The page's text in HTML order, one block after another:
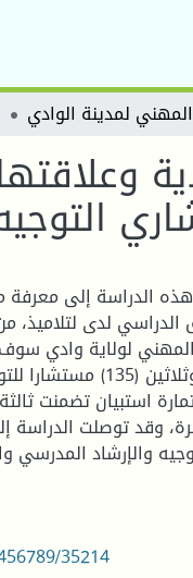
الدراسة إلى معرفة ما
الدراسي لدى
لولاية وادي
وخمسة وثلاثين
وقد توصلت الدراسة
والإرشاد
35214